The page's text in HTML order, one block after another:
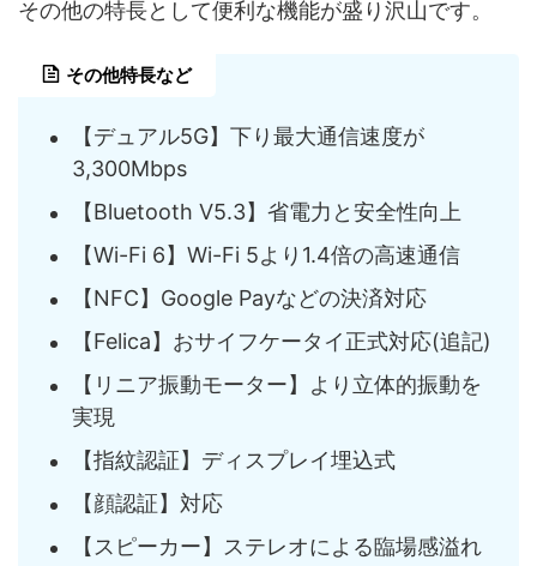
その他の特長として便利な機能が盛り沢山です。
その他特長など
【デュアル5G】下り最大通信速度が
3,300Mbps
【Bluetooth V5.3】省電力と安全性向上
【Wi-Fi 6】Wi-Fi 5より1.4倍の高速通信
【NFC】Google Payなどの決済対応
【Felica】おサイフケータイ正式対応(追記)
【リニア振動モーター】より立体的振動を
実現
【指紋認証】ディスプレイ埋込式
【顔認証】対応
【スピーカー】ステレオによる臨場感溢れ